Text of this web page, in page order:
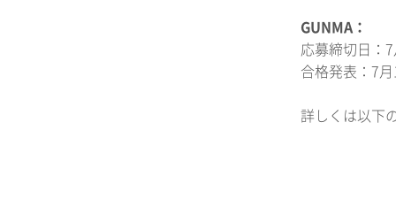
GUNMA：
応募締切日：
合格発表：7
詳しくは以下